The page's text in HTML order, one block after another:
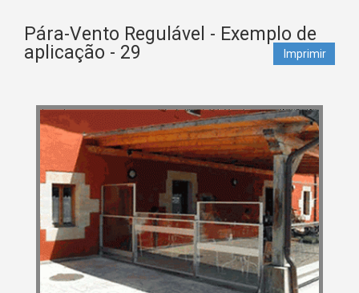
Pára-Vento Regulável - Exemplo de
aplicação - 29
Imprimir